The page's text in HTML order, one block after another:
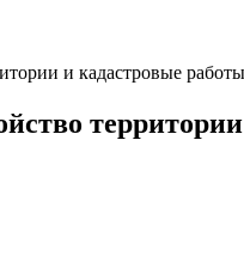
и кадастровые работы